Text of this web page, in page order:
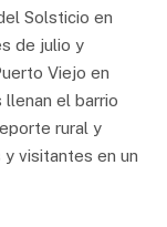
Solsticio en
de julio y
Viejo en
el barrio
rural y
y visitantes en un